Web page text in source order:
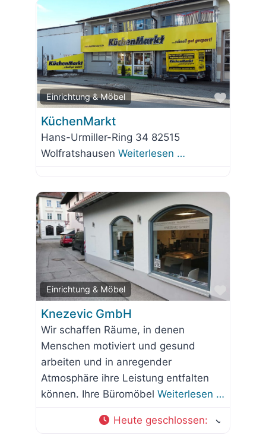
Einrichtung & Möbel
Favorit
KüchenMarkt
Hans-Urmiller-Ring 34 82515
Wolfratshausen Weiterlesen …
Einrichtung & Möbel
Knezevic GmbH
Wir schaffen Räume, in denen
Menschen motiviert und gesund
arbeiten und in anregender
Atmosphäre ihre Leistung entfalten
können. Ihre Büromöbel Weiterlesen …
Heute geschlossen: